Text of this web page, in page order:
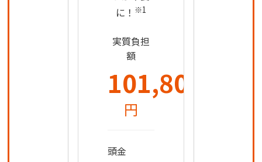
に！ ※1
実質負担
額
101,800
円
頭金